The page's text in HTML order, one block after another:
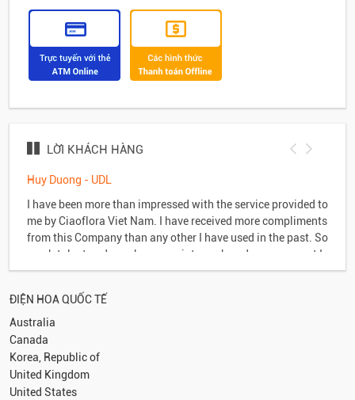
LỜI KHÁCH HÀNG
Huy Duong - UDL
I have been more than impressed with the service provided to
me by Ciaoflora Viet Nam. I have received more compliments
from this Company than any other I have used in the past. So
much talent and care has gone into each and every request I
have made, this has resulted in many "thanks" to myself and
received and without a doubt will continue to use Ciaoflora
Viet Nam. I look forward to working with you in the future...
ĐIỆN HOA QUỐC TẾ
Australia
Canada
Korea, Republic of
United Kingdom
United States